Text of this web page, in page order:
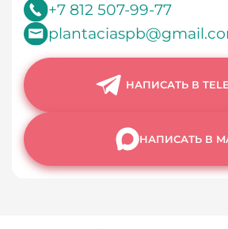
+7 812 507-99-77
НАПИСАТЬ В
НАПИСАТЬ В